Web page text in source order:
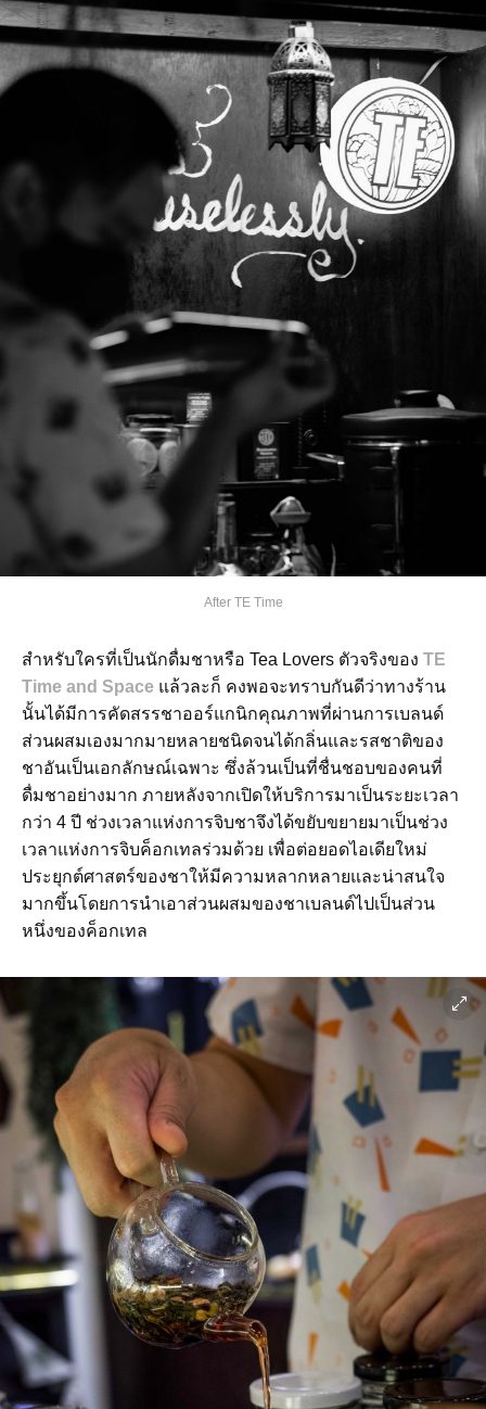
After TE Time
สำหรับใครที่เป็นนักดื่มชาหรือ Tea Lovers ตัวจริงของ TE
Time and Space แล้วละก็ คงพอจะทราบกันดีว่าทางร้าน
นั้นได้มีการคัดสรรชาออร์แกนิกคุณภาพที่ผ่านการเบลนด์
ส่วนผสมเองมากมายหลายชนิดจนได้กลิ่นและรสชาติของ
ชาอันเป็นเอกลักษณ์เฉพาะ ซึ่งล้วนเป็นที่ชื่นชอบของคนที่
ดื่มชาอย่างมาก ภายหลังจากเปิดให้บริการมาเป็นระยะเวลา
กว่า 4 ปี ช่วงเวลาแห่งการจิบชาจึงได้ขยับขยายมาเป็นช่วง
เวลาแห่งการจิบค็อกเทลร่วมด้วย เพื่อต่อยอดไอเดียใหม่
ประยุกต์ศาสตร์ของชาให้มีความหลากหลายและน่าสนใจ
มากขึ้นโดยการนำเอาส่วนผสมของชาเบลนด์ไปเป็นส่วน
หนึ่งของค็อกเทล